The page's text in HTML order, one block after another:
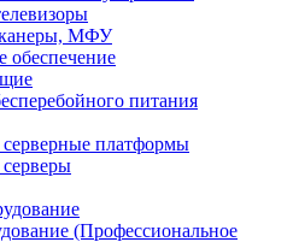
МФУ
обеспечение
питания
платформы
(Профессиональное